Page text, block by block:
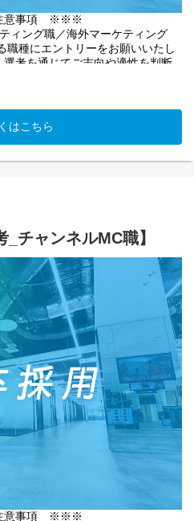
わるフェーズだからこそのインパ
ント企業の枠を超え、テクノロ
げようとしている
プロダクトに関わることがで
れ変わるフェーズにおける最初
」という希少な機会
くプロダクトを成長させてい
ても戦略的にプロダクトを成長
な視点でスキルを伸ばせる環境
株式会社への配属となりま
マーケティング、実店舗・EC販
ターの世界観を深く理解し、ジ
品化を通して、ファンの熱量を
を育んでいきます。
Studio株式会社」への出向と
モノづくり
への配属となります）
反応で、まだ誰も体験したこと
を創出。UUUMの強みを活か
特化したゲームの企画・開発を推
能を掛け合わせ、遊びの概念を
届けていきます。
株式会社」への出向となり
一です。
容・ITサービスをはじめとし
告代理店に対し、デジタル広告
ンの企画提案を行います。
ん、クリエイターならではのク
ることができる点がやりがいの
共創を仕掛け、世の中がワクワ
という、熱い思いを持った方か
課題解決に向けた戦略立案およ
間の調整業務
ンフルエンサーの強みを活かし
ョン施策
精鋭で挑むUUUMのデジタル広
グの強み】
豊富な実績を元に、確かなインフ
しています。
意事項 ※※※
ィング職／海外マーケティング
職種にエントリーをお願いいたし
考を通じてご志向や適性を判断
会社 執行役員登壇！27卒対象企
◆◆
加を受け付けております。（参
株式会社に加え、2025年10
な角度からお伝えします。
アジェンダでは執行役員の登壇
なります。参加いただかなくても
ントリー後の参加も可能となり
ましては、ご案内しない場合が
ティング株式会社への配属とな
て
みを幅広く管轄する重要な部門
ライアントのマーケティング支援
をターゲットとしたマーケティン
ます。YouTubeなどのプラットフ
ーと連携し、世界中のファンや
ながら、クリエイターの活動領
はこちら
チャンネルMC職】
意事項 ※※※